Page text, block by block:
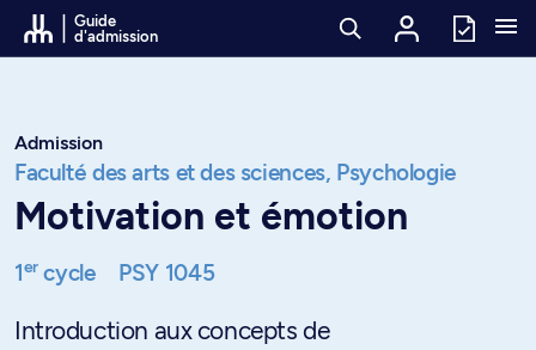
Passer au contenu
Guide
d'admission
Admission
Faculté des arts et des sciences, Psychologie
Motivation et émotion
1ercycle PSY 1045
Introduction aux concepts de